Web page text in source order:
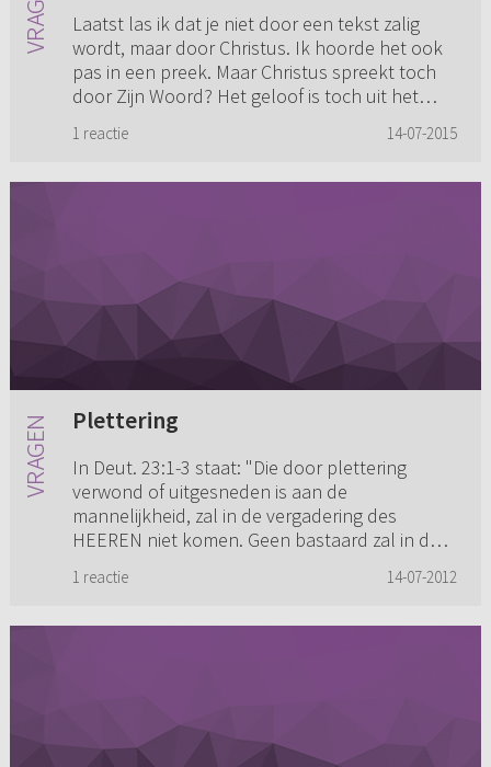
Laatst las ik dat je niet door een tekst zalig
wordt, maar door Christus. Ik hoorde het ook
pas in een preek. Maar Christus spreekt toch
door Zijn Woord? Het geloof is toch uit het
1 reactie 14-07-2015
Plettering
In Deut. 23:1-3 staat: "Die door plettering
verwond of uitgesneden is aan de
mannelijkheid, zal in de vergadering des
HEEREN niet komen. Geen bastaard zal in de
1 reactie 14-07-2012